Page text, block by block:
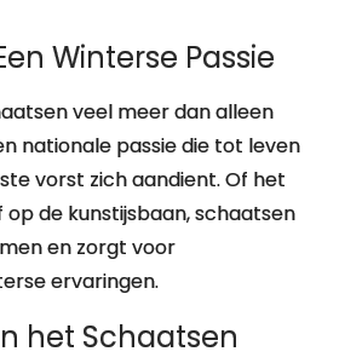
Winterse Passie
veel meer dan alleen
nationale passie die tot leven
vorst zich aandient. Of het
op de kunstijsbaan, schaatsen
en zorgt voor
ervaringen.
het Schaatsen